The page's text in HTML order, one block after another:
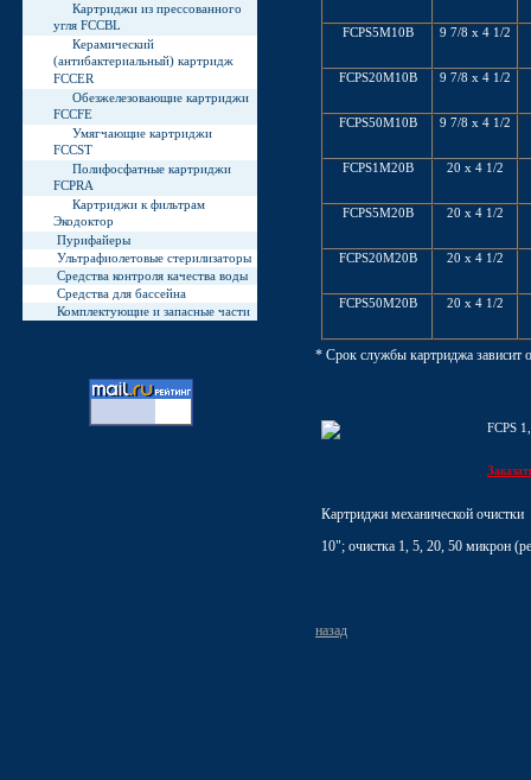
Картриджи из прессованного
угля FCCBL
Керамический
(антибактериальный) картридж
FCCER
Обезжелезовающие картриджи
FCCFE
Умягчающие картриджи
FCCST
Полифосфатные картриджи
FCPRA
Картриджи к фильтрам
Экодоктор
Пурифайеры
Ультрафиолетовые стерилизаторы
Средства контроля качества воды
Средства для бассейна
Комплектующие и запасные части
FCPS5M10B 9 7/8 x 4 1/2
FCPS20M10B 9 7/8 x 4 1/2
FCPS50M10B 9 7/8 x 4 1/2
FCPS1M20B 20 x 4 1/2
FCPS5M20B 20 x 4 1/2
FCPS20M20B 20 x 4 1/2
FCPS50M20B 20 x 4 1/2
* Срок службы картриджа зависит
FCPS
Картриджи механической очистки
10"; очистка 1, 5, 20, 50 микрон
назад